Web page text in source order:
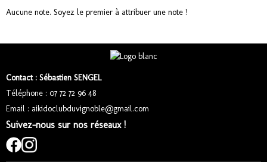
Aucune note. Soyez le premier à attribuer une note !
Contact : Sébastien SENGEL
Téléphone : 07 72 72 96 48
Email : aikidoclubduvignoble@gmail.com
Suivez-nous sur nos réseaux !